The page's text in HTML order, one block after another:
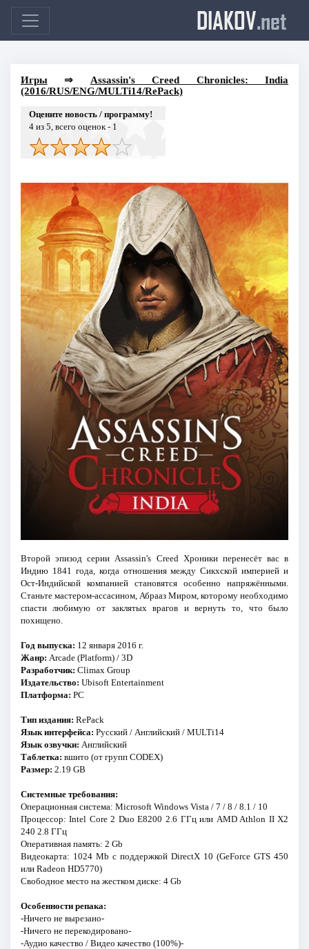
DIAKOV.net
Игры⇒ Assassin's Creed Chronicles: India
(2016/RUS/ENG/MULTi14/RePack)
Оцените новость / программу!
4из 5, всего оценок - 1
Второй эпизод серии Assassin's Creed Хроники перенесёт вас в
Индию 1841 года, когда отношения между Сикхской империей и
Ост-Индийской компанией становятся особенно напряжёнными.
Станьте мастером-ассасином, Абрааз Миром, которому необходимо
спасти любимую от заклятых врагов и вернуть то, что было
похищено.
Год выпуска: 12 января 2016 г.
Жанр: Arcade (Platform) / 3D
Разработчик: Climax Group
Издательство: Ubisoft Entertainment
Платформа: РС
Тип издания: RePack
Язык интерфейса: Русский / Английский / MULTi14
Язык озвучки: Английский
Таблетка: вшито (от групп CODEX)
Размер: 2.19 GB
Системные требования:
Операционная система: Microsoft Windows Vista / 7 / 8 / 8.1 / 10
Процессор: Intel Core 2 Duo E8200 2.6 ГГц или AMD Athlon II X2
240 2.8 ГГц
Оперативная память: 2 Gb
Видеокарта: 1024 Mb с поддержкой DirectX 10 (GeForce GTS 450
или Radeon HD5770)
Свободное место на жестком диске: 4 Gb
Особенности репака:
-Ничего не вырезано-
-Ничего не перекодировано-
-Аудио качество / Видео качество (100%)-